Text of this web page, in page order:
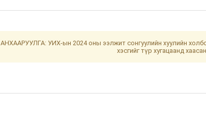
АНХААРУУЛГА: УИХ-ын 2024 оны ээлжит сонгуулийн хуулийн
хэсгийг түр хугацаанд